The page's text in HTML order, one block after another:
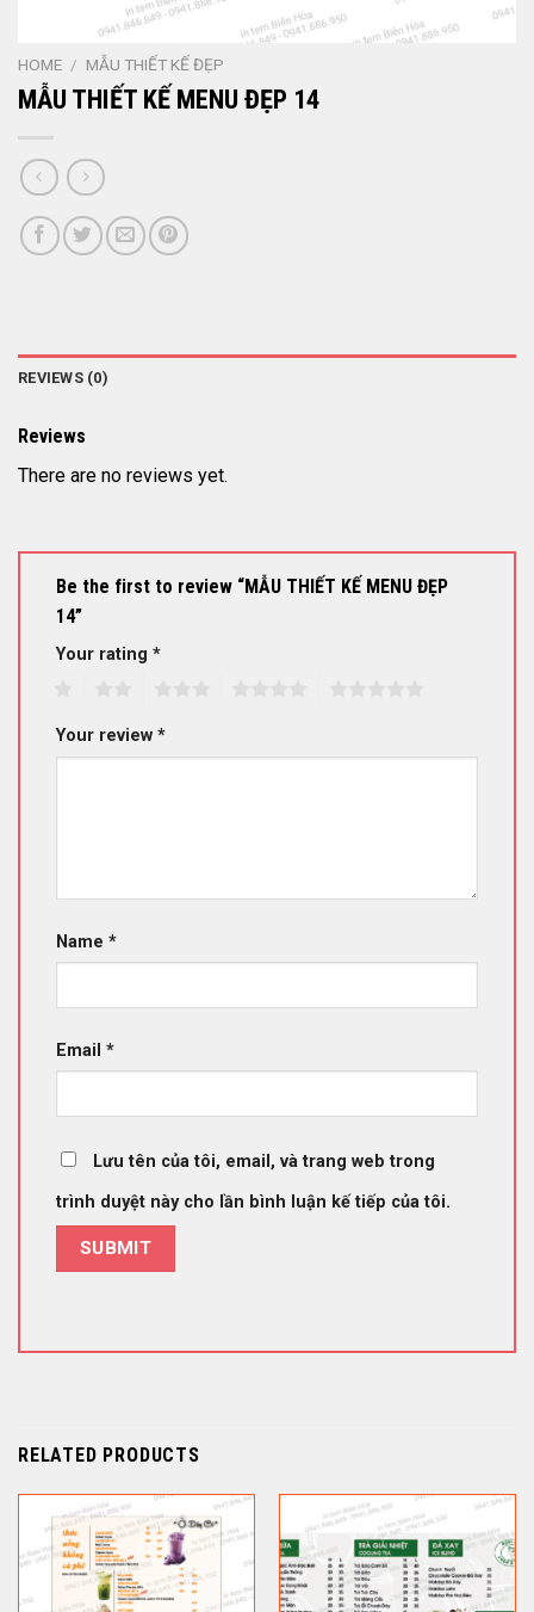
HOME / MẪU THIẾT KẾ ĐẸP
MẪU THIẾT KẾ MENU ĐẸP 14
REVIEWS (0)
Reviews
There are no reviews yet.
Be the first to review “MẪU THIẾT KẾ MENU ĐẸP
14”
Your rating *
Your review *
Name *
Email *
Lưu tên của tôi, email, và trang web trong
trình duyệt này cho lần bình luận kế tiếp của tôi.
RELATED PRODUCTS